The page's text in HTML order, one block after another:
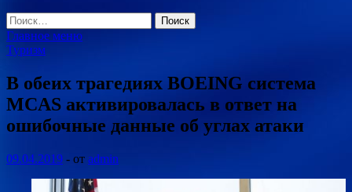
Найти:
Главное меню
Туризм
В обеих трагедиях BOEING система
MCAS активировалась в ответ на
ошибочные данные об углах атаки
09.04.2019 - от admin